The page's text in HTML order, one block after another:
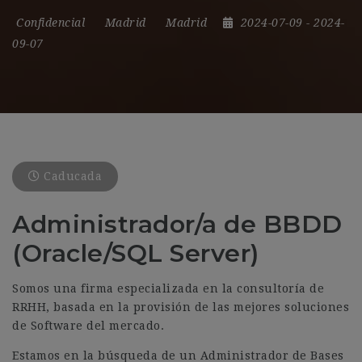
Confidencial Madrid Madrid 2024-07-09 - 2024-
09-07
Caducada
Administrador/a de BBDD
(Oracle/SQL Server)
Somos una firma especializada en la consultoría de
RRHH, basada en la provisión de las mejores soluciones
de Software del mercado.
Estamos en la búsqueda de un Administrador de Bases